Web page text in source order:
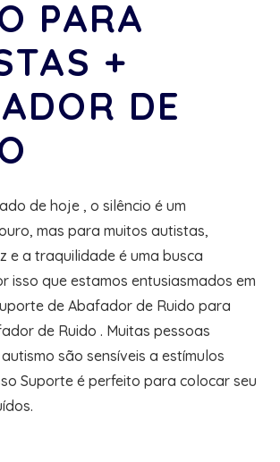
PARA
+
DE
de hoje , o silêncio é um
mas para muitos autistas,
e a traquilidade é uma busca
isso que estamos entusiasmados em
de Abafador de Ruido para
de Ruido . Muitas pessoas
são sensíveis a estímulos
Suporte é perfeito para colocar seu